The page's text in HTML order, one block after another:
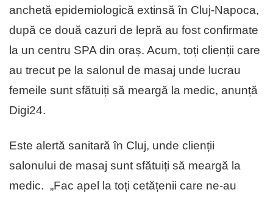
anchetă epidemiologică extinsă în Cluj-Napoca,
după ce două cazuri de lepră au fost confirmate
la un centru SPA din oraș. Acum, toți clienții care
au trecut pe la salonul de masaj unde lucrau
femeile sunt sfătuiți să meargă la medic, anunță
Digi24.
Este alertă sanitară în Cluj, unde clienții
salonului de masaj sunt sfătuiți să meargă la
medic. „Fac apel la toți cetățenii care ne-au